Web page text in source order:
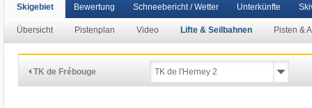
Skigebiet
Übersicht Pistenplan Video Lifte & Seilbahnen Pisten &
Bewertung Schneebericht / Wetter Unterkünfte
TK de Frébouge